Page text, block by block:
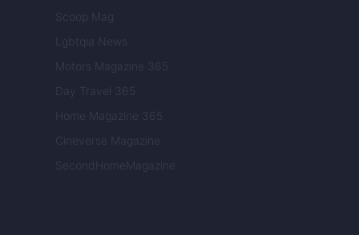
Scoop Mag
Lgbtqia News
Motors Magazine 365
Day Travel 365
Home Magazine 365
Cineverse Magazine
SecondHomeMagazine